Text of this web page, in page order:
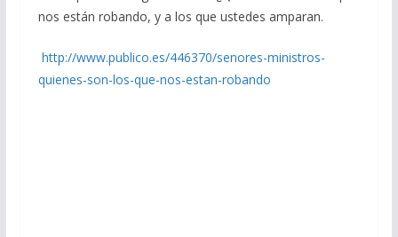
nos están robando, y a los que ustedes amparan.
http://www.publico.es/446370/senores-ministros-
quienes-son-los-que-nos-estan-robando